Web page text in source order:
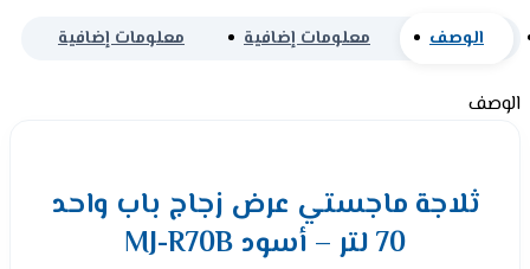
الوصف معلومات إضافية معلومات إضافية
الوصف
ثلاجة ماجستي عرض زجاج باب واحد
70 لتر – أسود MJ-R70B